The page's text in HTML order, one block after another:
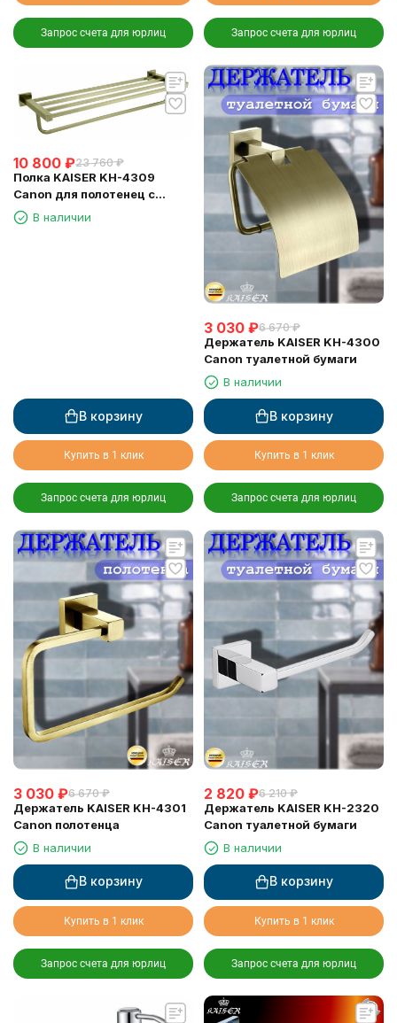
Запрос счета для юрлиц Запрос счета для юрлиц
10 800 ₽23 760 ₽
Полка KAISER KH-4309
Canon для полотенец с
держателем
В наличии
В корзину
Купить в 1 клик
Запрос счета для юрлиц
3 030 ₽6 670 ₽
Держатель KAISER KH-4300
Canon туалетной бумаги
В наличии
В корзину
Купить в 1 клик
Запрос счета для юрлиц
3 030 ₽6 670 ₽
Держатель KAISER KH-4301
Canon полотенца
В наличии
В корзину
Купить в 1 клик
Запрос счета для юрлиц
2 820 ₽6 210 ₽
Держатель KAISER KH-2320
Canon туалетной бумаги
В наличии
В корзину
Купить в 1 клик
Запрос счета для юрлиц